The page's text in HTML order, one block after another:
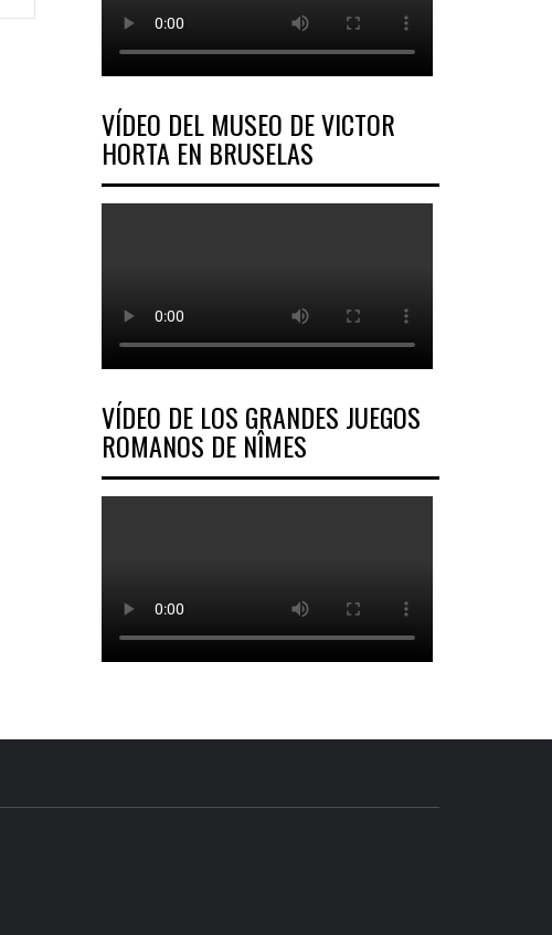
VÍDEO DEL MUSEO DE VICTOR
HORTA EN BRUSELAS
VÍDEO DE LOS GRANDES JUEGOS
ROMANOS DE NÎMES